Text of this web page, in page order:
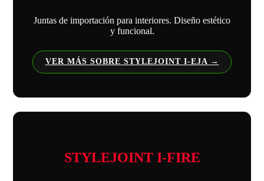
Juntas de importación para interiores. Diseño estético
y funcional.
VER MÁS SOBRE STYLEJOINT I-EJA
STYLEJOINT I-FIRE